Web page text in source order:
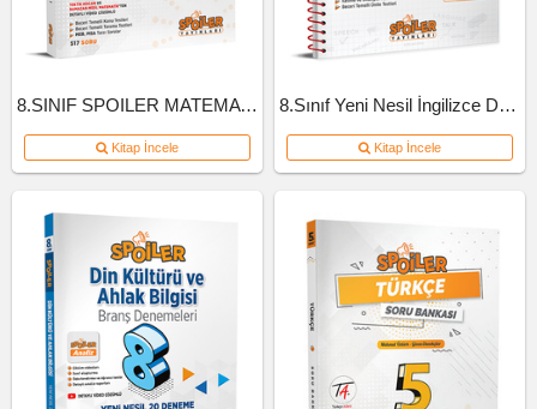
8.SINIF SPOILER MATEMATIK SB B-KITAP
Kitap İncele
8.Sınıf Yeni Nesil İngilizce Defteri
Kitap İncele